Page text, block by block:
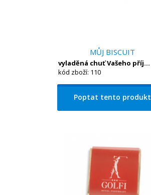
MŮJ BISCUIT
vyladěná chuť Vašeho příj...
kód zboží: 110
Poptat tento produkt